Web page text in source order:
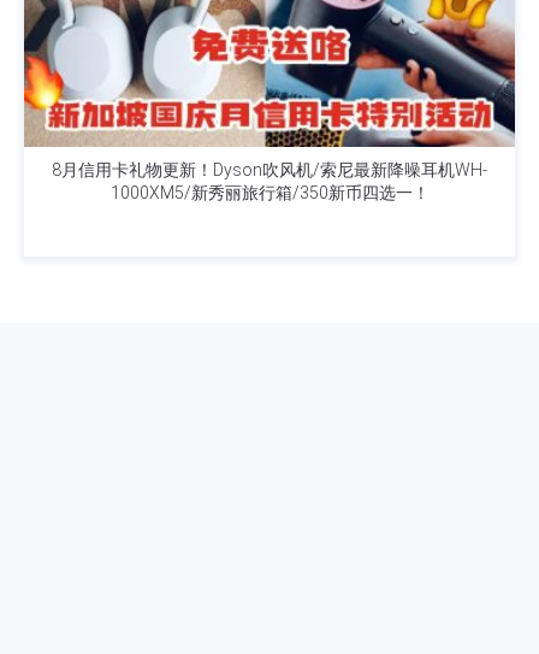
8月信用卡礼物更新！Dyson吹风机/索尼最新降噪耳机WH-
1000XM5/新秀丽旅行箱/350新币四选一！